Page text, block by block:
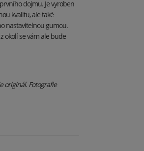
dojmu. Je vyroben
kvalitu, ale také
nastavitelnou gumou.
okolí se vám ale bude
originál. Fotografie